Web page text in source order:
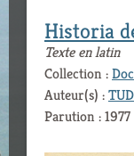
Historia
Texte en latin
Collection :
Auteur(s) :
Parution : 1977